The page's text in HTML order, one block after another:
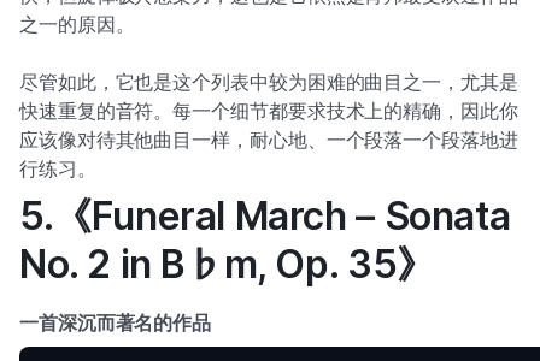
之一的原因。
尽管如此，它也是这个列表中较为困难的曲目之一，尤其是
快速重复的音符。每一个细节都要求技术上的精确，因此你
应该像对待其他曲目一样，耐心地、一个段落一个段落地进
行练习。
5.《Funeral March – Sonata
No. 2 in B♭m, Op. 35》
一首深沉而著名的作品